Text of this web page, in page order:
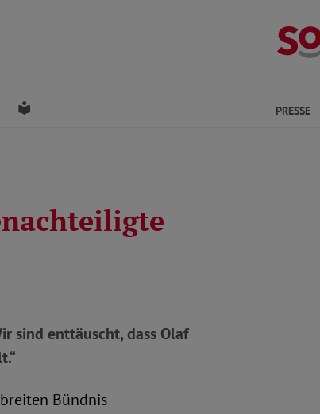
FindenLeichte Sprache PRESSE
sind enttäuscht, dass Olaf
Bündnis